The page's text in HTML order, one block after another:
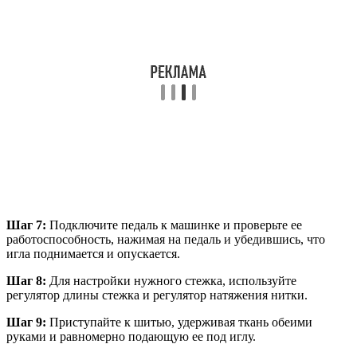
Шаг 7: Подключите педаль к машинке и проверьте ее
работоспособность, нажимая на педаль и убедившись, что
игла поднимается и опускается.
Шаг 8: Для настройки нужного стежка, используйте
регулятор длины стежка и регулятор натяжения нитки.
Шаг 9: Приступайте к шитью, удерживая ткань обеими
руками и равномерно подающую ее под иглу.